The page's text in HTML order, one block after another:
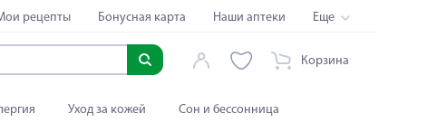
рецепты Бонусная карта Наши аптеки Еще
Корзина
Уход за кожей Сон и бессонница